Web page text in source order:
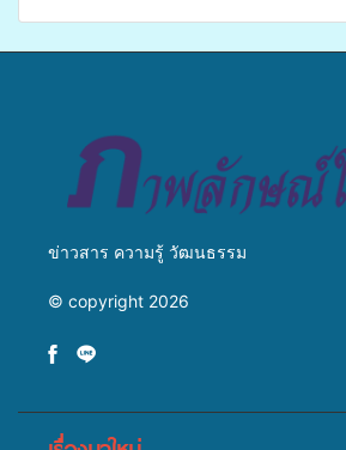
ข่าวสาร ความรู้ วัฒนธรรม
© copyright 2026